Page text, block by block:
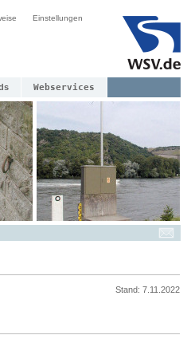
Einstellungen
Webservices
Stand: 7.11.2022